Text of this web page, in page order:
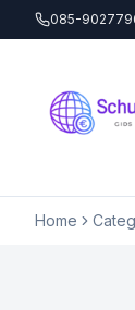
085-
Home